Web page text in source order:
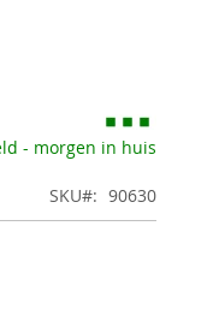
- morgen in huis
SKU 90630